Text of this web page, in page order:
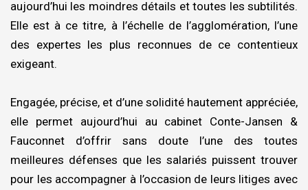
aujourd’hui les moindres détails et toutes les subtilités.
Elle est à ce titre, à l’échelle de l’agglomération, l’une
des expertes les plus reconnues de ce contentieux
exigeant.
Engagée, précise, et d’une solidité hautement appréciée,
elle permet aujourd’hui au cabinet Conte-Jansen &
Fauconnet d’offrir sans doute l’une des toutes
meilleures défenses que les salariés puissent trouver
pour les accompagner à l’occasion de leurs litiges avec